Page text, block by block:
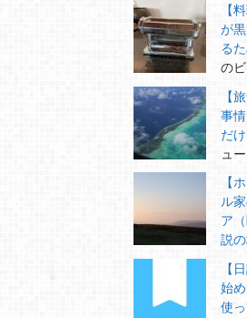
【
が
る
の
【
事
だ
ュー
【
ル
ア
説の
【
始
使